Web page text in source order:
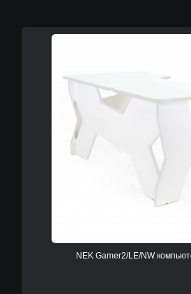
NEK Gamer2/LE/NW